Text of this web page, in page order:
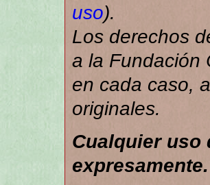
uso).
Los derechos
a la Fundación
en cada caso,
originales.
Cualquier uso
expresamente.